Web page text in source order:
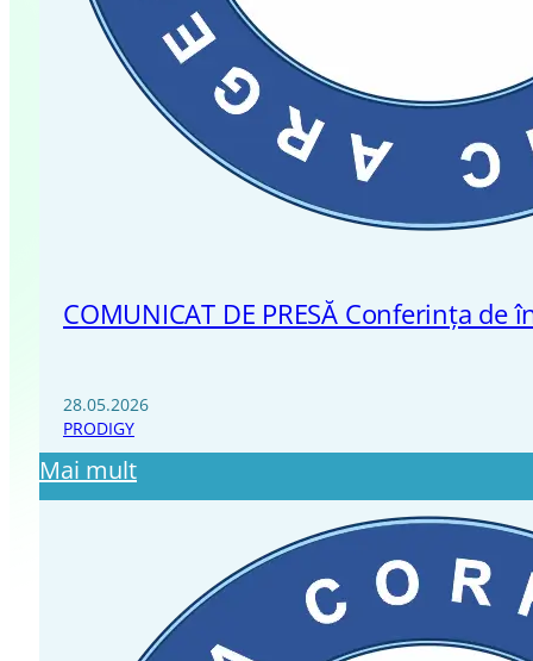
COMUNICAT DE PRESĂ Conferința
28.05.2026
PRODIGY
Mai mult